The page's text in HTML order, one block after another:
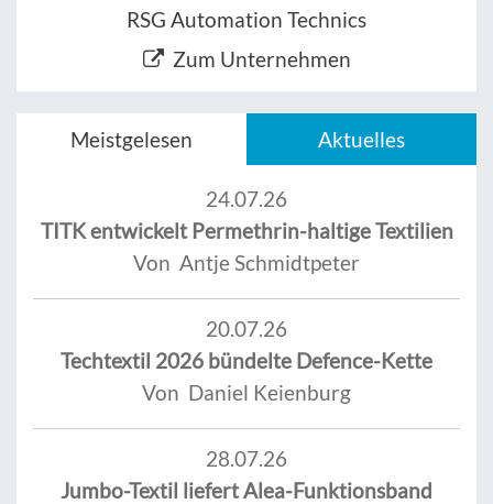
RSG Automation Technics
Zum Unternehmen
Meistgelesen Aktuelles
24.07.26
TITK entwickelt Permethrin-haltige Textilien
Von Antje Schmidtpeter
20.07.26
Techtextil 2026 bündelte Defence-Kette
Von Daniel Keienburg
28.07.26
Jumbo-Textil liefert Alea-Funktionsband